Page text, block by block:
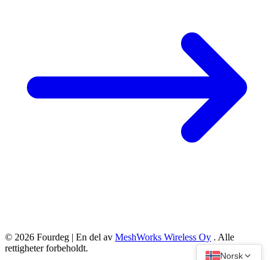
© 2026 Fourdeg | En del av MeshWorks Wireless Oy . Alle
rettigheter forbeholdt.
Norsk